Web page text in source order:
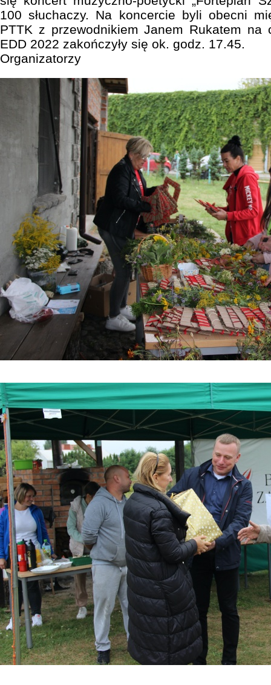
100 słuchaczy. Na koncercie byli obecni
PTTK z przewodnikiem Janem Rukatem na
EDD 2022 zakończyły się ok. godz. 17.45.
Organizatorzy